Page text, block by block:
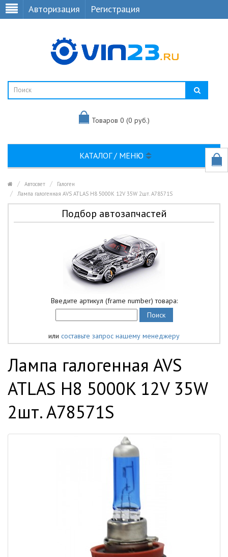
Авторизация Регистрация
Товаров 0 (0 руб.)
КАТАЛОГ / МЕНЮ
Автосвет
Галоген
Лампа галогенная AVS ATLAS H8 5000K 12V 35W 2шт. A78571S
Подбор автозапчастей
Введите артикул (frame number) товара:
или составьте запрос нашему менеджеру
Лампа галогенная AVS
ATLAS H8 5000K 12V 35W
2шт. A78571S